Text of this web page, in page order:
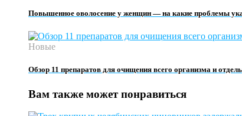
Повышенное оволосение у женщин — на какие проблемы
Новые
Обзор 11 препаратов для очищения всего организма и
Вам также может понравиться